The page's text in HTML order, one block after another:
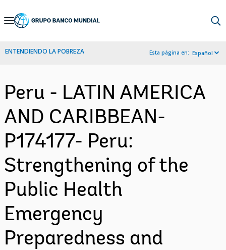
Skip
Navigation
ENTENDIENDO LA POBREZA Esta página en: Español
Peru - LATIN AMERICA
AND CARIBBEAN-
P174177- Peru:
Strengthening of the
Public Health
Emergency
Preparedness and